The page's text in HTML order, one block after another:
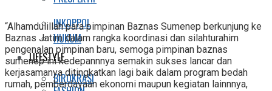
INKOPPOL
LIFESTYLE
HUKUM
BIROKRASI
“Alhamdulillah para pimpinan Baznas Sumenep berkunjung ke
Baznas Jatim dalam rangka koordinasi dan silahturahim
pengenalan pimpinan baru, semoga pimpinan baznas
sumenep ini kedepannnya semakin sukses lancar dan
kerjasamanya ditingkatkan lagi baik dalam program bedah
rumah, pemberdayaan ekonomi maupun kegiatan lainnnya,